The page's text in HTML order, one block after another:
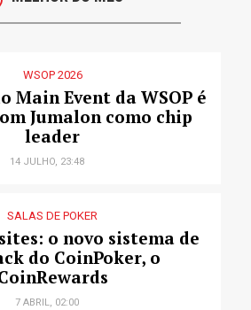
WSOP 2026
Main Event da WSOP é
Jumalon como chip
leader
14 JULHO, 23:48
SALAS DE POKER
o novo sistema de
do CoinPoker, o
7 ABRIL, 02:00